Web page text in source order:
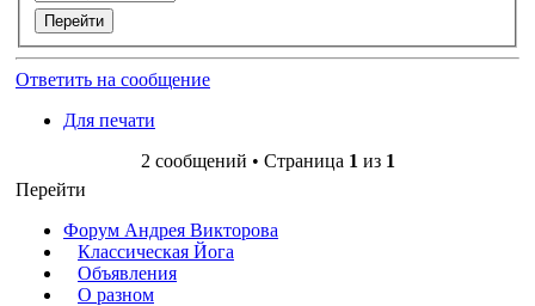
Ответить на сообщение
Для печати
2 сообщений • Страница 1 из 1
Перейти
Форум Андрея Викторова
Классическая Йога
Объявления
О разном